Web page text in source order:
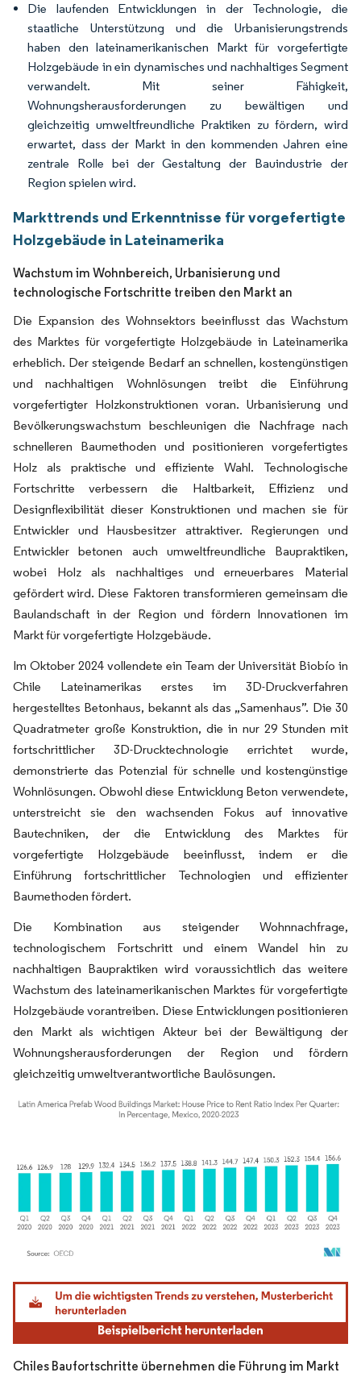
Die laufenden Entwicklungen in der Technologie, die
staatliche Unterstützung und die Urbanisierungstrends
haben den lateinamerikanischen Markt für vorgefertigte
Holzgebäude in ein dynamisches und nachhaltiges Segment
verwandelt. Mit seiner Fähigkeit,
Wohnungsherausforderungen zu bewältigen und
gleichzeitig umweltfreundliche Praktiken zu fördern, wird
erwartet, dass der Markt in den kommenden Jahren eine
zentrale Rolle bei der Gestaltung der Bauindustrie der
Region spielen wird.
Markttrends und Erkenntnisse für vorgefertigte
Holzgebäude in Lateinamerika
Wachstum im Wohnbereich, Urbanisierung und
technologische Fortschritte treiben den Markt an
Die Expansion des Wohnsektors beeinflusst das Wachstum
des Marktes für vorgefertigte Holzgebäude in Lateinamerika
erheblich. Der steigende Bedarf an schnellen, kostengünstigen
und nachhaltigen Wohnlösungen treibt die Einführung
vorgefertigter Holzkonstruktionen voran. Urbanisierung und
Bevölkerungswachstum beschleunigen die Nachfrage nach
schnelleren Baumethoden und positionieren vorgefertigtes
Holz als praktische und effiziente Wahl. Technologische
Fortschritte verbessern die Haltbarkeit, Effizienz und
Designflexibilität dieser Konstruktionen und machen sie für
Entwickler und Hausbesitzer attraktiver. Regierungen und
Entwickler betonen auch umweltfreundliche Baupraktiken,
wobei Holz als nachhaltiges und erneuerbares Material
gefördert wird. Diese Faktoren transformieren gemeinsam die
Baulandschaft in der Region und fördern Innovationen im
Markt für vorgefertigte Holzgebäude.
Im Oktober 2024 vollendete ein Team der Universität Biobío in
Chile Lateinamerikas erstes im 3D-Druckverfahren
hergestelltes Betonhaus, bekannt als das „Samenhaus”. Die 30
Quadratmeter große Konstruktion, die in nur 29 Stunden mit
fortschrittlicher 3D-Drucktechnologie errichtet wurde,
demonstrierte das Potenzial für schnelle und kostengünstige
Wohnlösungen. Obwohl diese Entwicklung Beton verwendete,
unterstreicht sie den wachsenden Fokus auf innovative
Bautechniken, der die Entwicklung des Marktes für
vorgefertigte Holzgebäude beeinflusst, indem er die
Einführung fortschrittlicher Technologien und effizienter
Baumethoden fördert.
Die Kombination aus steigender Wohnnachfrage,
technologischem Fortschritt und einem Wandel hin zu
nachhaltigen Baupraktiken wird voraussichtlich das weitere
Wachstum des lateinamerikanischen Marktes für vorgefertigte
Holzgebäude vorantreiben. Diese Entwicklungen positionieren
den Markt als wichtigen Akteur bei der Bewältigung der
Wohnungsherausforderungen der Region und fördern
gleichzeitig umweltverantwortliche Baulösungen.
Bild © Mordor Intelligence. Wiederverwendung erfordert Namensnennung gemäß
Chiles Baufortschritte übernehmen die Führung im Markt